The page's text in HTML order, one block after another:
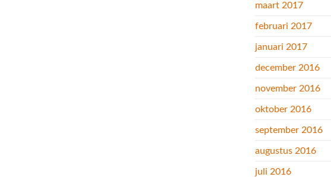
maart 2017
februari 2017
januari 2017
december 2016
november 2016
oktober 2016
september 2016
augustus 2016
juli 2016